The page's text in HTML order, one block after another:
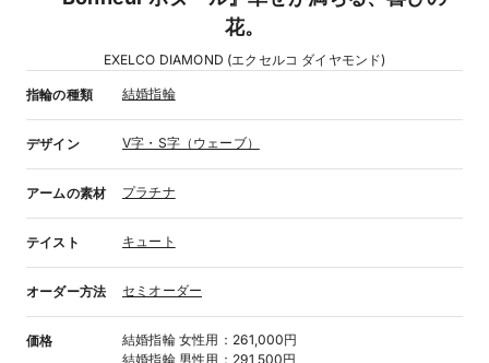
花。
EXELCO DIAMOND (エクセルコ ダイヤモンド)
指輪の種類 結婚指輪
デザイン V字・S字（ウェーブ）
アームの素材 プラチナ
テイスト キュート
オーダー方法 セミオーダー
価格 結婚指輪 女性用 ： 261,000円
結婚指輪 男性用 ： 291,500円